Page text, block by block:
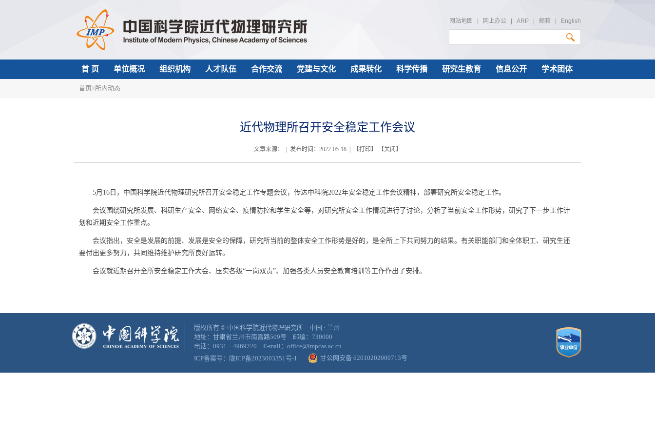
网站地图 网上办公| ARP| 邮箱 English
首 页 单位概况 组织机构 人才队伍 合作交流 党建与文化 成果转化 科学传播 研究生教育 信息公开 学术团体
首页>所内动态
近代物理所召开安全稳定工作会议
文章来源： | 发布时间：2022-05-18 | 【打印】 【关闭 】
5月16日，中国科学院近代物理研究所召开安全稳定工作专题会议，传达中科院2022年安全稳定工作会议精神，部署研究所安全稳定工作。
会议围绕研究所发展、科研生产安全、网络安全、疫情防控和学生安全等，对研究所安全工作情况进行了讨论，分析了当前安全工作形势，研究了下一步工作计
划和近期安全工作重点。
会议指出， 安全是发展的前提、发展是安全的保障， 研究所当前的整体安全工作形势是好的，是全所上下共同努力的结果。有关职能部门和全体职工、研究生还
要付出更多努力，共同维持维护研究所良好运转。
会议就近期召开全所安全稳定工作大会、压实各级“一岗双责”、加强各类人员安全教育培训等工作作出了安排。
版权所有 © 中国科学院近代物理研究所 中国 · 兰州
地址：甘肃省兰州市南昌路509号 邮编：730000
电话：0931－4969220 E-mail：office@impcas.ac.cn
ICP备案号：
陇ICP备2023003351号-1 甘公网安备 62010202000713号